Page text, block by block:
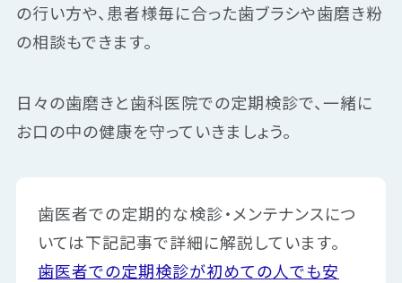
の行い方や、患者様毎に合った歯ブラシや歯磨き粉
の相談もできます。
日々の歯磨きと歯科医院での定期検診で、一緒に
お口の中の健康を守っていきましょう。
歯医者での定期的な検診・メンテナンスにつ
いては下記記事で詳細に解説しています。
歯医者での定期検診が初めての人でも安